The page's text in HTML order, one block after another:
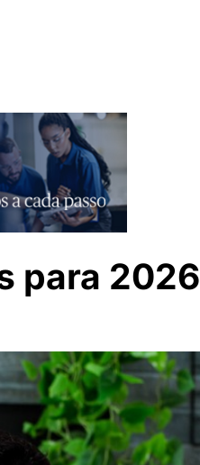
para 2026